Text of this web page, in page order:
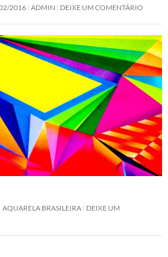
2016 ADMIN DEIXE UM COMENTÁRIO
AQUARELA BRASILEIRA DEIXE UM